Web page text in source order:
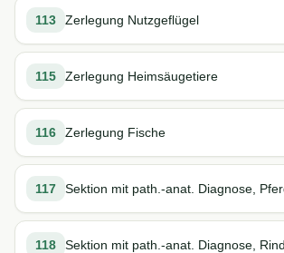
113 Zerlegung Nutzgeflügel
115 Zerlegung Heimsäugetiere
116 Zerlegung Fische
117 Sektion mit path.-anat. Diagnose,
118 Sektion mit path.-anat. Diagnose, Rind